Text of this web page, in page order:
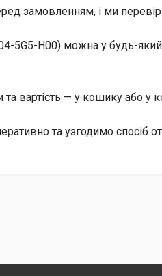
замовленням, і ми
5G5-H00) можна у будь-
та вартість — у кошику або у
та узгодимо спосіб